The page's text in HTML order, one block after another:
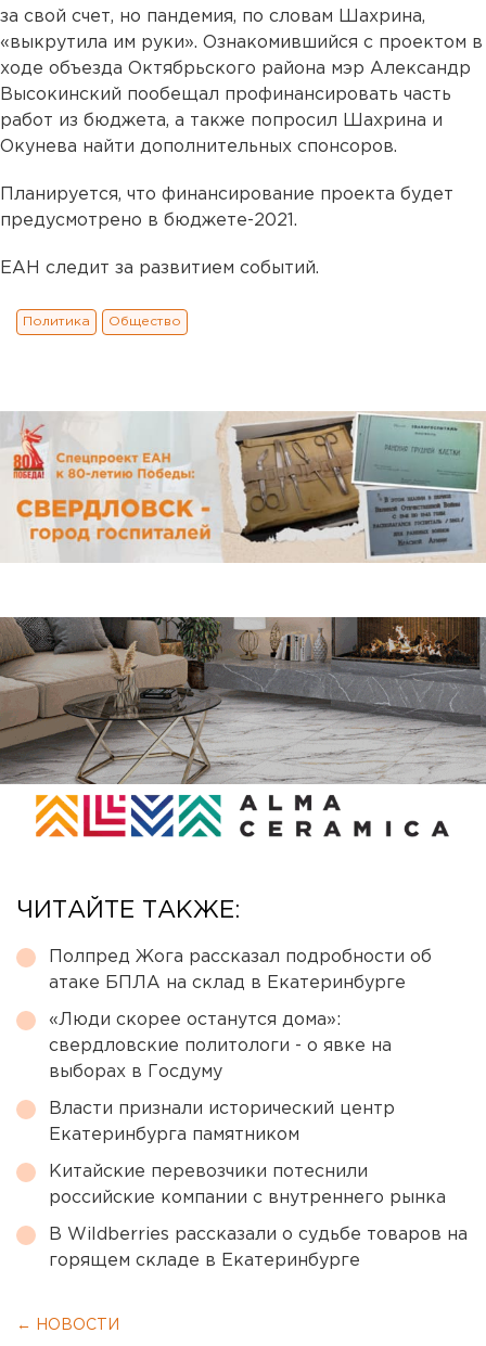
за свой счет, но пандемия, по словам Шахрина,
«выкрутила им руки». Ознакомившийся с проектом в
ходе объезда Октябрьского района мэр Александр
Высокинский пообещал профинансировать часть
работ из бюджета, а также попросил Шахрина и
Окунева найти дополнительных спонсоров.
Планируется, что финансирование проекта будет
предусмотрено в бюджете-2021.
ЕАН следит за развитием событий.
Политика Общество
ЧИТАЙТЕ ТАКЖЕ:
Полпред Жога рассказал подробности об
атаке БПЛА на склад в Екатеринбурге
«Люди скорее останутся дома»:
свердловские политологи - о явке на
выборах в Госдуму
Власти признали исторический центр
Екатеринбурга памятником
Китайские перевозчики потеснили
российские компании с внутреннего рынка
В Wildberries рассказали о судьбе товаров на
горящем складе в Екатеринбурге
← НОВОСТИ